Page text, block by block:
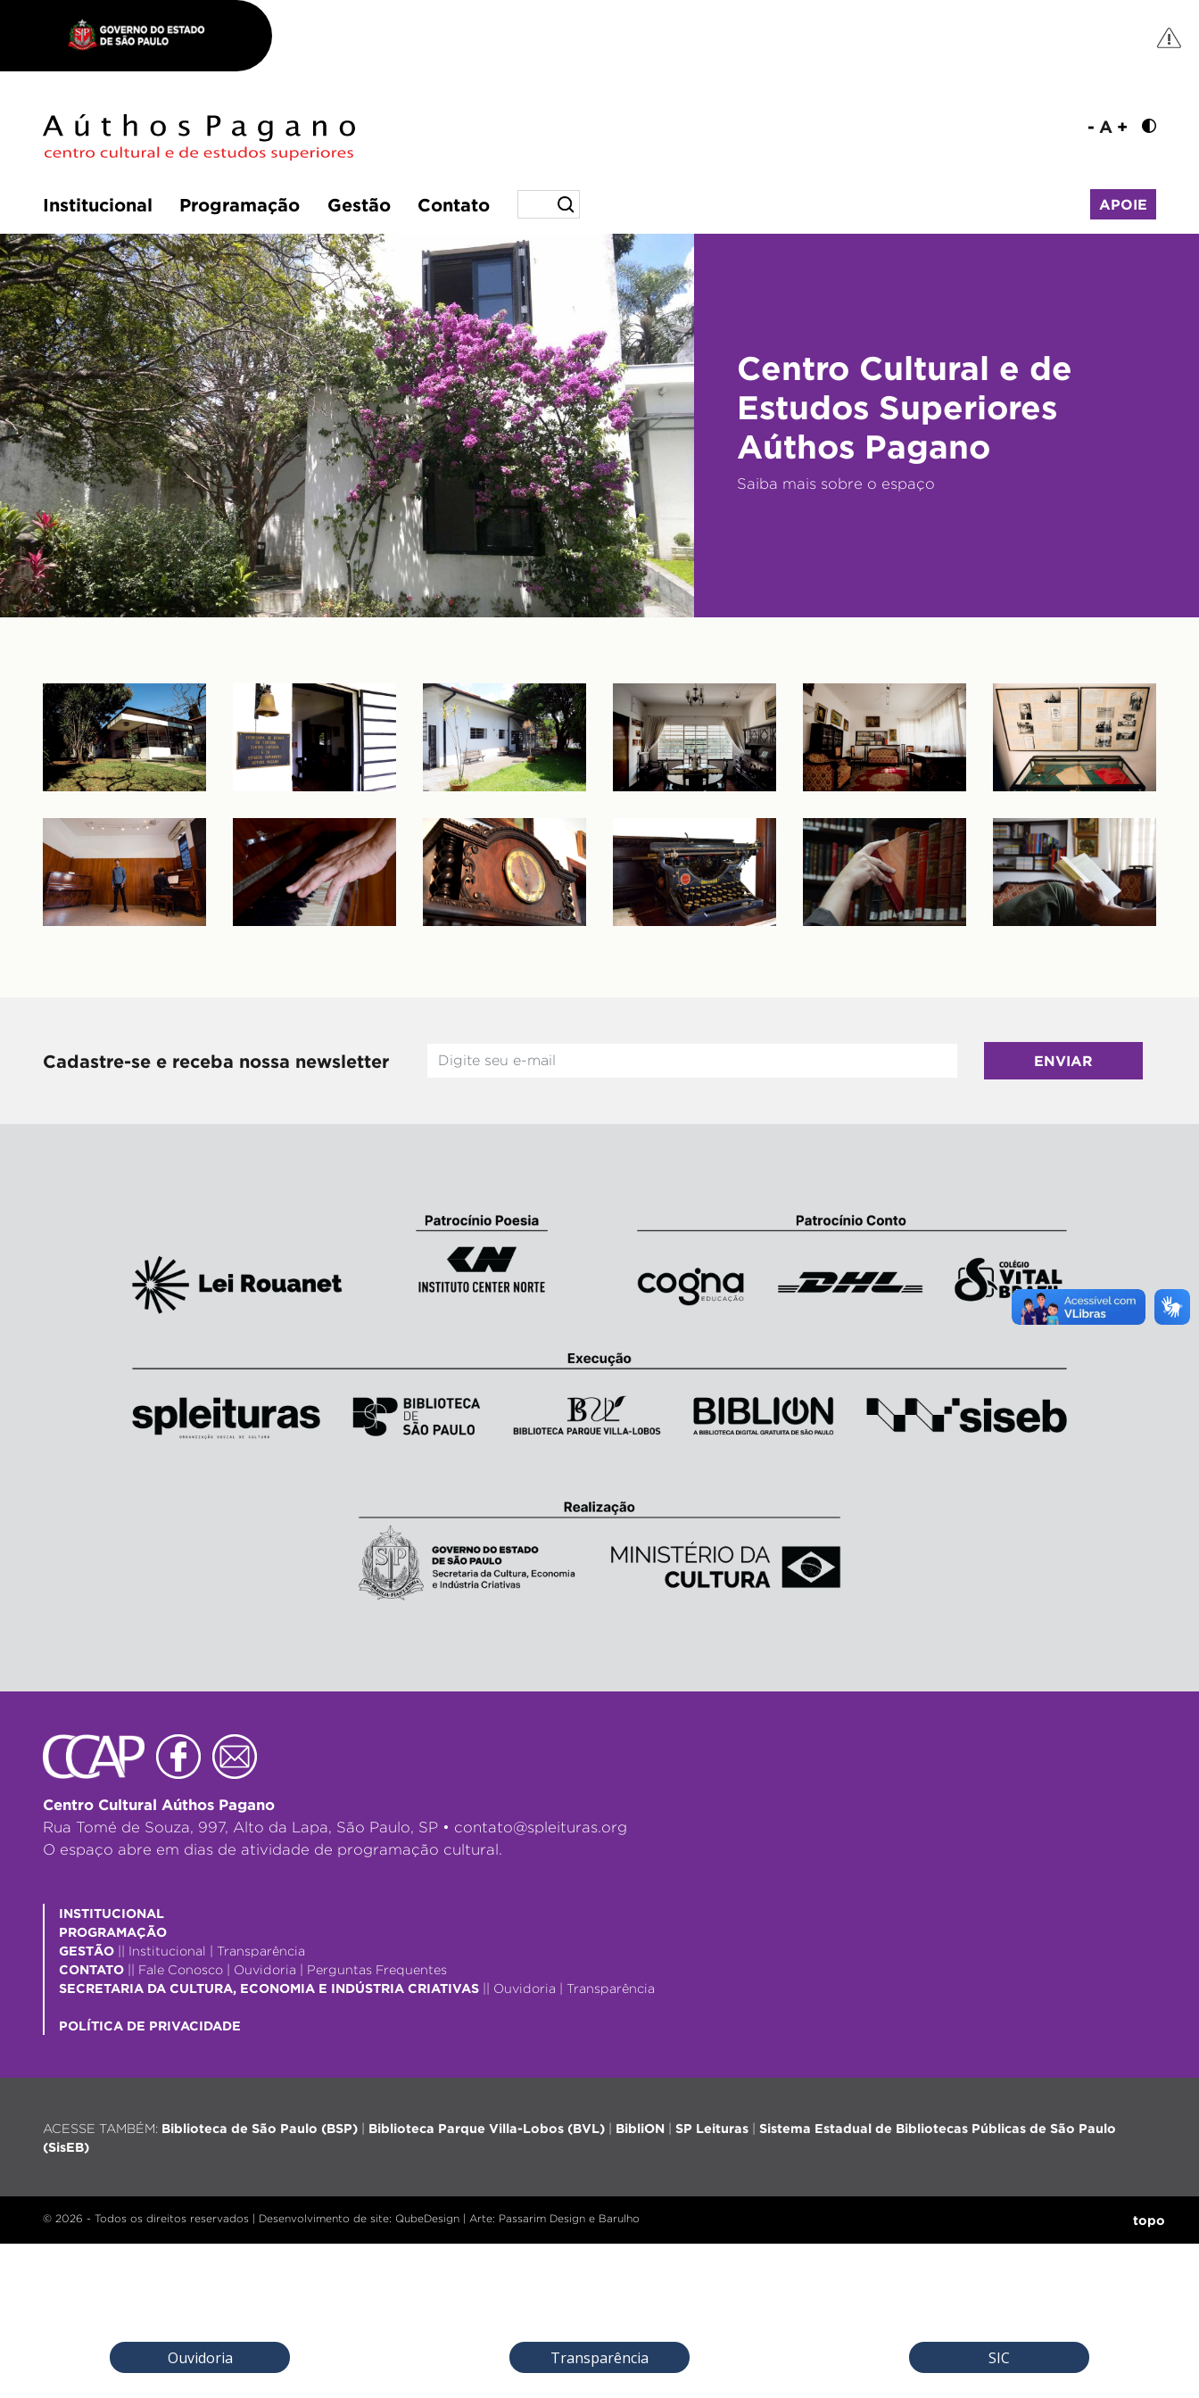
- A +
Institucional Programação Gestão Contato APOIE
Centro Cultural e de
Estudos Superiores
Aúthos Pagano
Saiba mais sobre o espaço
Cadastre-se e receba nossa newsletter ENVIAR
Centro Cultural Aúthos Pagano
Rua Tomé de Souza, 997, Alto da Lapa, São Paulo, SP • contato@spleituras.org
O espaço abre em dias de atividade de programação cultural.
INSTITUCIONAL
PROGRAMAÇÃO
GESTÃO
Institucional
Transparência
CONTATO
Fale Conosco Ouvidoria
Perguntas Frequentes
SECRETARIA DA CULTURA, ECONOMIA E INDÚSTRIA CRIATIVAS
Ouvidoria Transparência
POLÍTICA DE PRIVACIDADE
ACESSE TAMBÉM: Biblioteca de São Paulo (BSP) | Biblioteca Parque Villa-Lobos (BVL) | BibliON | SP Leituras | Sistema Estadual de Bibliotecas Públicas de São Paulo
(SisEB)
© 2026 - Todos os direitos reservados | Desenvolvimento de site: QubeDesign | Arte: Passarim Design e Barulho topo
Ouvidoria Transparência SIC